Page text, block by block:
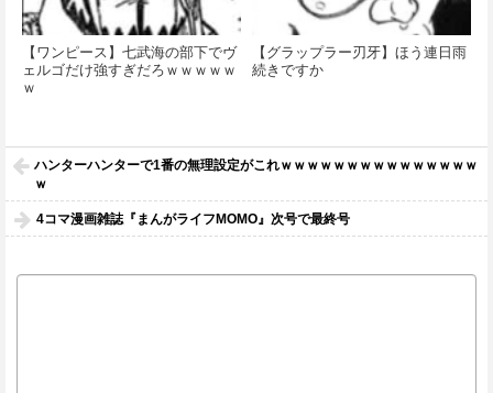
【ワンピース】七武海の部下でヴ
ェルゴだけ強すぎだろｗｗｗｗｗ
ｗ
【グラップラー刃牙】ほう連日雨
続きですか
ハンターハンターで1番の無理設定がこれｗｗｗｗｗｗｗｗｗｗｗｗｗｗｗ
ｗ
4コマ漫画雑誌『まんがライフMOMO』次号で最終号